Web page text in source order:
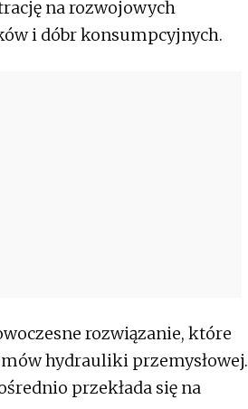
na rozwojowych
i dóbr konsumpcyjnych.
rozwiązanie, które
hydrauliki przemysłowej.
przekłada się na